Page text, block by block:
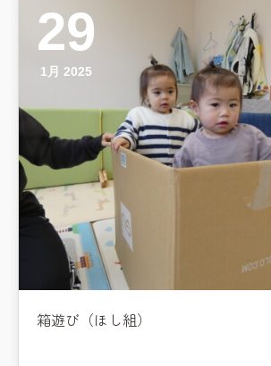
29
1月 2025
箱遊び（ほし組）